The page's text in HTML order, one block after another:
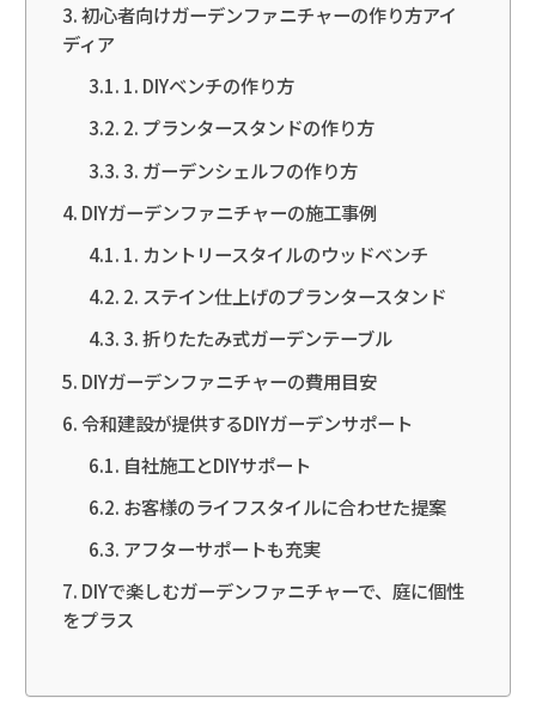
初心者向けガーデンファニチャーの作り方アイ
ディア
1. DIYベンチの作り方
2. プランタースタンドの作り方
3. ガーデンシェルフの作り方
DIYガーデンファニチャーの施工事例
1. カントリースタイルのウッドベンチ
2. ステイン仕上げのプランタースタンド
3. 折りたたみ式ガーデンテーブル
DIYガーデンファニチャーの費用目安
令和建設が提供するDIYガーデンサポート
自社施工とDIYサポート
お客様のライフスタイルに合わせた提案
アフターサポートも充実
DIYで楽しむガーデンファニチャーで、庭に個性
をプラス